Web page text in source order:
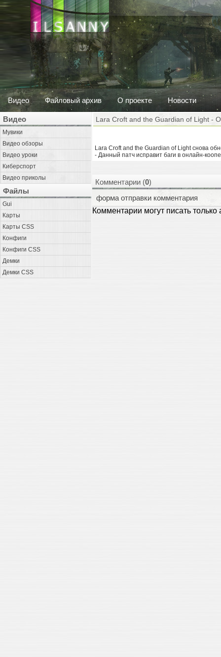
Видео Файловый архив О проекте Новости
Видео
Мувики
Видео обзоры
Видео уроки
Киберспорт
Видео приколы
Файлы
Gui
Карты
Карты CSS
Конфиги
Конфиги CSS
Демки
Демки CSS
Lara Croft and the Guardian of Light -
Lara Croft and the Guardian of Light снова
- Данный патч исправит баги в онлайн-
Комментарии (0)
форма отправки комментария
Комментарии могут писать